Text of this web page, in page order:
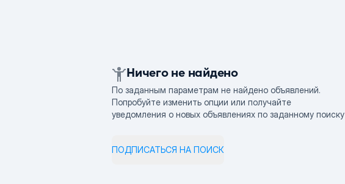
Ничего не найдено
По заданным параметрам не найдено объявлений.
Попробуйте изменить опции или получайте
уведомления о новых объявлениях по заданному поиску
ПОДПИСАТЬСЯ НА ПОИСК